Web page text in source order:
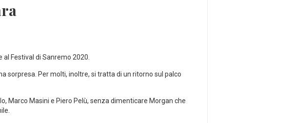
Festival di Sanremo 2020.
sorpresa. Per molti, inoltre, si tratta di un ritorno sul palco
Marco Masini e Piero Pelù, senza dimenticare Morgan che